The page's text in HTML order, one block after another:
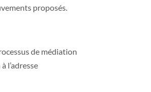
proposés.
de médiation
l’adresse